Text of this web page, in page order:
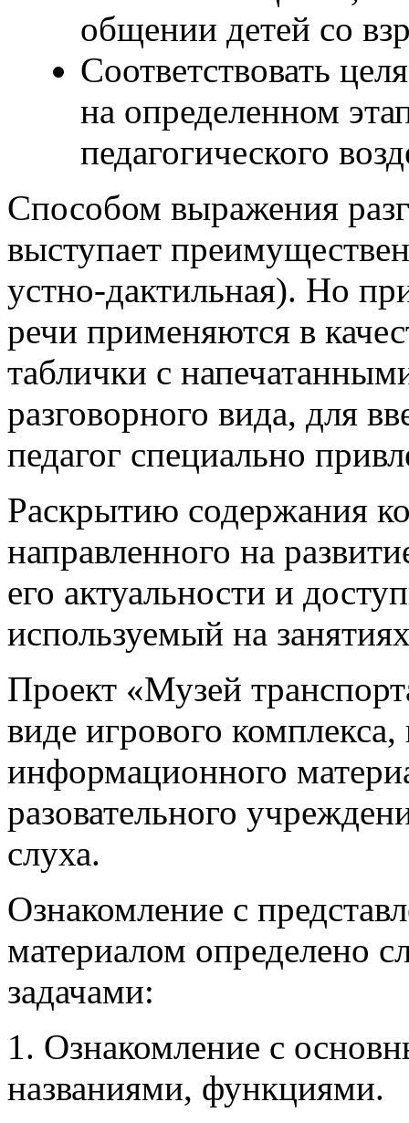
общении детей со
Соответствовать
на определенном
педагогического
Способом выражения
выступает
устно-дактильная). Но
речи применяются в
таблички с
разговорного вида, для
педагог специально
Раскрытию содержания
направленного на
его актуальности и
используемый на
Проект «Музей
виде игрового
информационного
разовательного
слуха.
Ознакомление с
материалом определено
задачами:
1. Ознакомление с
названиями, функциями.